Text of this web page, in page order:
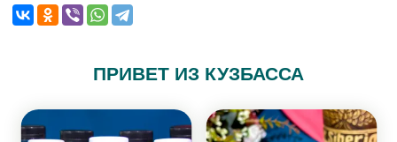
ПРИВЕТ ИЗ КУЗБАССА